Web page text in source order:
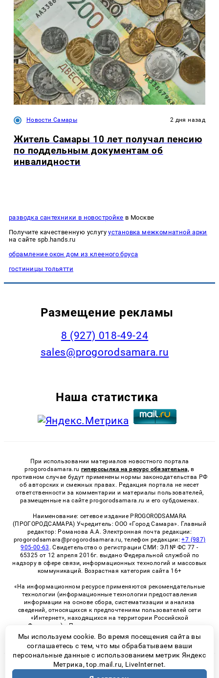
Новости Самары 2 дня назад
Житель Самары 10 лет получал пенсию
по поддельным документам об
инвалидности
разводка сантехники в новостройке в Москве
Получите качественную услугуустановка межкомнатной арки
на сайте spb.hands.ru
обрамление окон дом из клееного бруса
гостиницы тольятти
Размещение рекламы
8 (927) 018-49-24
sales@progorodsamara.ru
Наша статистика
При использовании материалов новостного портала
progorodsamara.ru гиперссылка на ресурс обязательна, в
противном случае будут применены нормы законодательства РФ
об авторских и смежных правах. Редакция портала не несет
ответственности за комментарии и материалы пользователей,
размещенные на сайте progorodsamara.ru и его субдоменах.
Наименование: сетевое издание PROGORODSAMARA
(ПРОГОРОДСАМАРА) Учредитель: ООО «Город Самара». Главный
редактор: Романова А.А. Электронная почта редакции:
progorodsamara@progorodsamara.ru, телефон редакции:+7 (987)
905-00-63 . Свидетельство о регистрации СМИ: ЭЛ № ФС 77 -
65325 от 12 апреля 2016г. выдано Федеральной службой по
надзору в сфере связи, информационных технологий и массовых
коммуникаций. Возрастная категория сайта 16+
«На информационном ресурсе применяются рекомендательные
технологии (информационные технологии предоставления
информации на основе сбора, систематизации и анализа
сведений, относящихся к предпочтениям пользователей сети
«Интернет», находящихся на территории Российской
Федерации)». Правила применения рекомендательных
технологий в виджетах рекламно-обменной сети
«СМИ2» (PDF)
© 2026 «ProGorodSamara» | Все права защищены
Мы используем cookie. Во время посещения сайта вы
соглашаетесь с тем, что мы обрабатываем ваши
персональные данные с использованием метрик Яндекс
Метрика, top.mail.ru, LiveInternet.